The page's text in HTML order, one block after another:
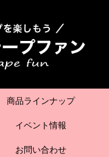
商品ラインナップ
イベント情報
お問い合わせ